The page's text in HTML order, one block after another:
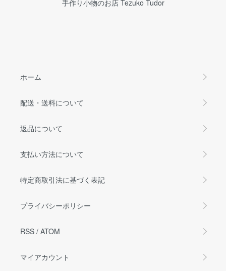
手作り小物のお店 Tezuko Tudor
ホーム
配送・送料について
返品について
支払い方法について
特定商取引法に基づく表記
プライバシーポリシー
RSS / ATOM
マイアカウント